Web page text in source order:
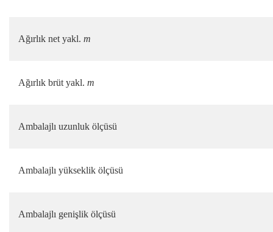
Ağırlık net yakl. m
Ağırlık brüt yakl. m
Ambalajlı uzunluk ölçüsü
Ambalajlı yükseklik ölçüsü
Ambalajlı genişlik ölçüsü